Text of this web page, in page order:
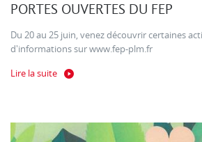
PORTES OUVERTES DU FEP
Du 20 au 25 juin, venez découvrir certaines
d'informations sur www.fep-plm.fr
Lire la suite